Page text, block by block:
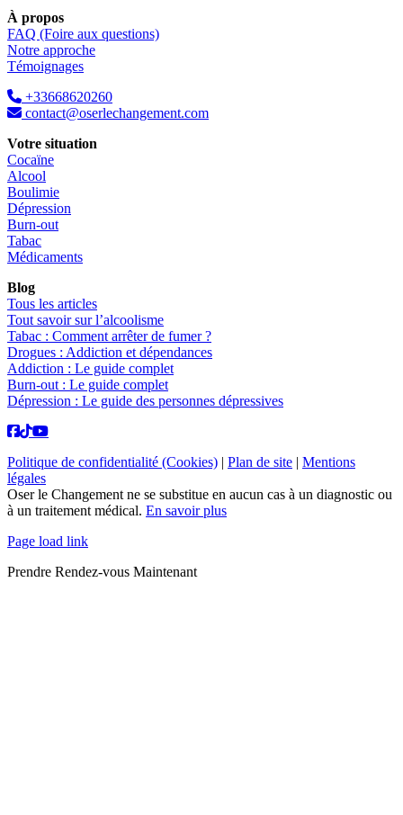
À propos
FAQ (Foire aux questions)
Notre approche
Témoignages
+33668620260
contact@oserlechangement.com
Votre situation
Cocaïne
Alcool
Boulimie
Dépression
Burn-out
Tabac
Médicaments
Blog
Tous les articles
Tout savoir sur l’alcoolisme
Tabac : Comment arrêter de fumer ?
Drogues : Addiction et dépendances
Addiction : Le guide complet
Burn-out : Le guide complet
Dépression : Le guide des personnes dépressives
Politique de confidentialité (Cookies) | Plan de site | Mentions
légales
Oser le Changement ne se substitue en aucun cas à un diagnostic ou
à un traitement médical. En savoir plus
Page load link
Prendre Rendez-vous Maintenant